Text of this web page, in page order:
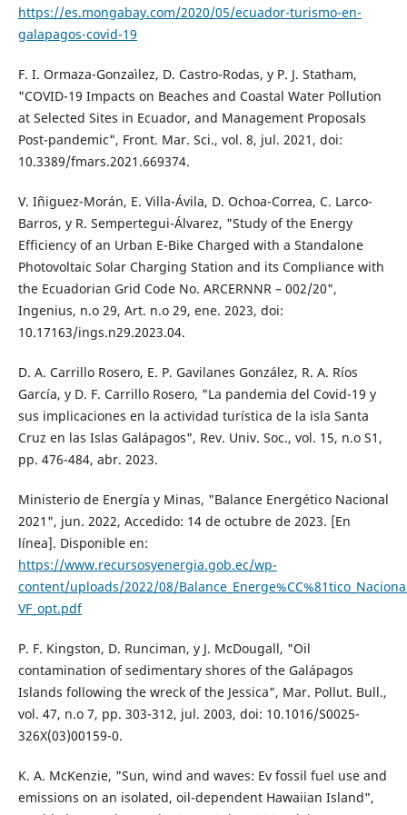
https://es.mongabay.com/2020/05/ecuador-turismo-en-
galapagos-covid-19
F. I. Ormaza-Gonzaìlez, D. Castro-Rodas, y P. J. Statham,
"COVID-19 Impacts on Beaches and Coastal Water Pollution
at Selected Sites in Ecuador, and Management Proposals
Post-pandemic", Front. Mar. Sci., vol. 8, jul. 2021, doi:
10.3389/fmars.2021.669374.
V. Iñiguez-Morán, E. Villa-Ávila, D. Ochoa-Correa, C. Larco-
Barros, y R. Sempertegui-Álvarez, "Study of the Energy
Efficiency of an Urban E-Bike Charged with a Standalone
Photovoltaic Solar Charging Station and its Compliance with
the Ecuadorian Grid Code No. ARCERNNR – 002/20",
Ingenius, n.o 29, Art. n.o 29, ene. 2023, doi:
10.17163/ings.n29.2023.04.
D. A. Carrillo Rosero, E. P. Gavilanes González, R. A. Ríos
García, y D. F. Carrillo Rosero, "La pandemia del Covid-19 y
sus implicaciones en la actividad turística de la isla Santa
Cruz en las Islas Galápagos", Rev. Univ. Soc., vol. 15, n.o S1,
pp. 476-484, abr. 2023.
Ministerio de Energía y Minas, "Balance Energético Nacional
2021", jun. 2022, Accedido: 14 de octubre de 2023. [En
línea]. Disponible en:
https://www.recursosyenergia.gob.ec/wp-
content/uploads/2022/08/
VF_opt.pdf
P. F. Kingston, D. Runciman, y J. McDougall, "Oil
contamination of sedimentary shores of the Galápagos
Islands following the wreck of the Jessica", Mar. Pollut. Bull.,
vol. 47, n.o 7, pp. 303-312, jul. 2003, doi: 10.1016/S0025-
326X(03)00159-0.
K. A. McKenzie, "Sun, wind and waves: Ev fossil fuel use and
emissions on an isolated, oil-dependent Hawaiian Island",